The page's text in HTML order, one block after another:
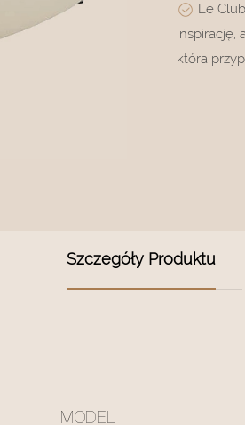
Le
inspirację,
która
Szczegóły Produktu
MODEL